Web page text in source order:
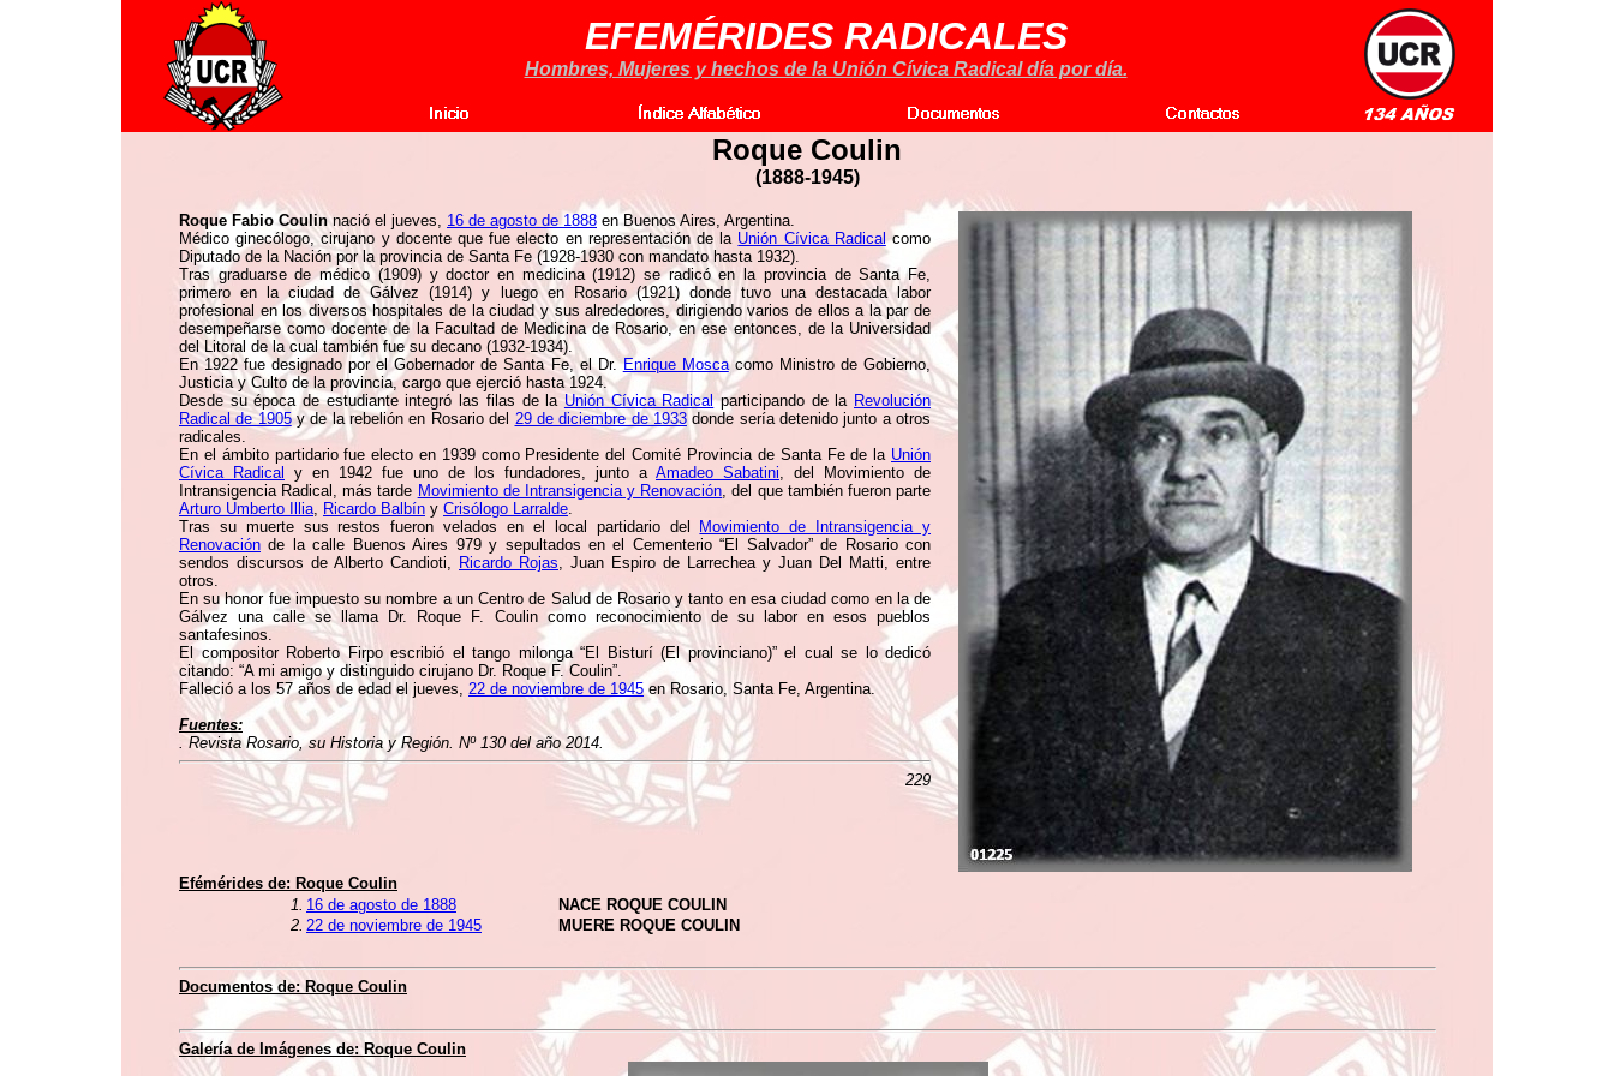
EFEMÉRIDES RADICALES
Hombres, Mujeres y hechos de la Unión Cívica Radical día por día.
Roque Coulin
(1888-1945)
Roque Fabio Coulin nació el jueves, 16 de agosto de 1888 en Buenos Aires, Argentina.
Médico ginecólogo, cirujano y docente que fue electo en representación de la Unión Cívica Radicalcomo
Diputado de la Nación por la provincia de Santa Fe (1928-1930 con mandato hasta 1932).
Tras graduarse de médico (1909) y doctor en medicina (1912) se radicó en la provincia de Santa Fe,
primero en la ciudad de Gálvez (1914) y luego en Rosario (1921) donde tuvo una destacada labor
profesional en los diversos hospitales de la ciudad y sus alrededores, dirigiendo varios de ellos a la par de
desempeñarse como docente de la Facultad de Medicina de Rosario, en ese entonces, de la Universidad
del Litoral de la cual también fue su decano (1932-1934).
En 1922 fue designado por el Gobernador de Santa Fe, el Dr.Enrique Moscacomo Ministro de Gobierno,
Justicia y Culto de la provincia, cargo que ejerció hasta 1924.
Desde su época de estudiante integró las filas de la Unión Cívica Radicalparticipando de la Revolución
Radical de 1905y de la rebelión en Rosario del 29 de diciembre de 1933donde sería detenido junto a otros
radicales.
En el ámbito partidario fue electo en 1939 como Presidente del Comité Provincia de Santa Fe de la Unión
Cívica Radical
y en 1942 fue uno de los fundadores, junto a Amadeo Sabatini, del Movimiento de
Intransigencia Radical, más tarde Movimiento de Intransigencia y Renovación, del que también fueron parte
Arturo Umberto Illia, Ricardo Balbín y Crisólogo Larralde.
Tras su muerte sus restos fueron velados en el local partidario del
Movimiento de Intransigencia y
Renovación de la calle Buenos Aires 979 y sepultados en el Cementerio “El Salvador” de Rosario con
sendos discursos de Alberto Candioti, Ricardo Rojas, Juan Espiro de Larrechea y Juan Del Matti, entre
otros.
En su honor fue impuesto su nombre a un Centro de Salud de Rosario y tanto en esa ciudad como en la de
Gálvez una calle se llama Dr. Roque F. Coulin como reconocimiento de su labor en esos pueblos
santafesinos.
El compositor Roberto Firpo escribió el tango milonga “El Bisturí (El provinciano)” el cual se lo dedicó
citando: “A mi amigo y distinguido cirujano Dr. Roque F. Coulin”.
Falleció a los 57 años de edad el jueves, 22 de noviembre de 1945 en Rosario, Santa Fe, Argentina.
Fuentes:
. Revista Rosario, su Historia y Región. Nº 130 del año 2014.
229
Efémérides de: Roque Coulin
1. 16 de agosto de 1888
NACE ROQUE COULIN
2. 22 de noviembre de 1945 MUERE ROQUE COULIN
Documentos de: Roque Coulin
Galería de Imágenes de:Roque Coulin